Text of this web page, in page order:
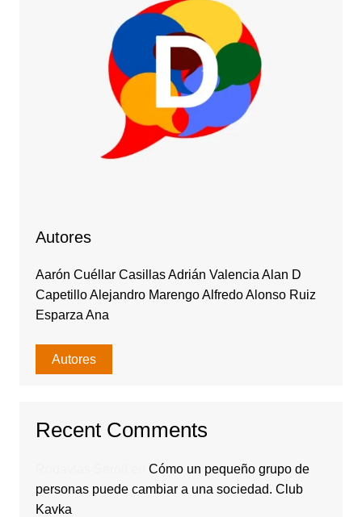
Autores
Aarón Cuéllar Casillas Adrián Valencia Alan D
Capetillo Alejandro Marengo Alfredo Alonso Ruiz
Esparza Ana
Autores
Recent Comments
Cómo un pequeño grupo de
personas puede cambiar a una sociedad. Club
Kavka